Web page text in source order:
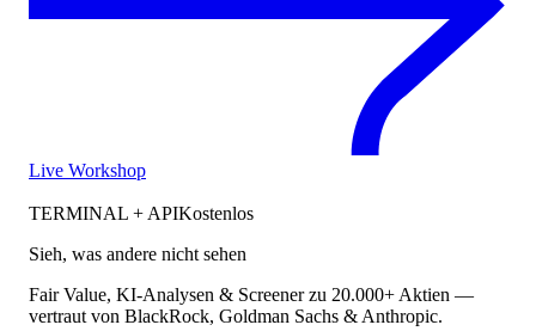
Live Workshop
TERMINAL + APIKostenlos
Sieh, was andere nicht sehen
Fair Value, KI-Analysen & Screener zu 20.000+ Aktien —
vertraut von BlackRock, Goldman Sachs & Anthropic.